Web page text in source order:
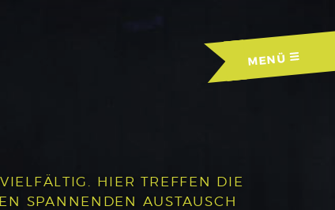
MENÜ
HIER TREFFEN DIE
SPANNENDEN AUSTAUSCH